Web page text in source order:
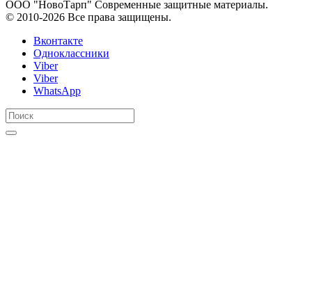
ООО "НовоТарп" Современные защитные материалы.
© 2010-2026 Все права защищены.
Вконтакте
Одноклассники
Viber
Viber
WhatsApp